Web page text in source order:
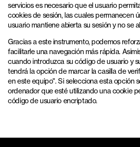
servicios es necesario que el usuario
cookies de sesión, las cuales permanecen
usuario mantiene abierta su sesión y no se
Gracias a este instrumento, podemos
facilitarle una navegación más rápida.
cuando introduzca su código de usuario y
tendrá la opción de marcar la casilla de
en este equipo". Si selecciona esta opción
ordenador que esté utilizando una cookie
código de usuario encriptado.